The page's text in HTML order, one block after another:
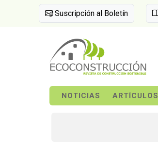
Suscripción al Boletín
NOTICIAS ARTÍCULOS